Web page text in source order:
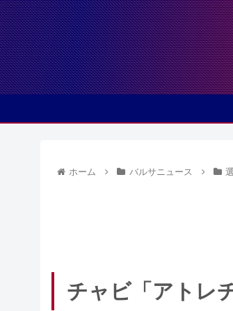
ホーム バルサニュース
チャビ「アトレ